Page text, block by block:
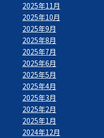
2025年11月
2025年10月
2025年9月
2025年8月
2025年7月
2025年6月
2025年5月
2025年4月
2025年3月
2025年2月
2025年1月
2024年12月